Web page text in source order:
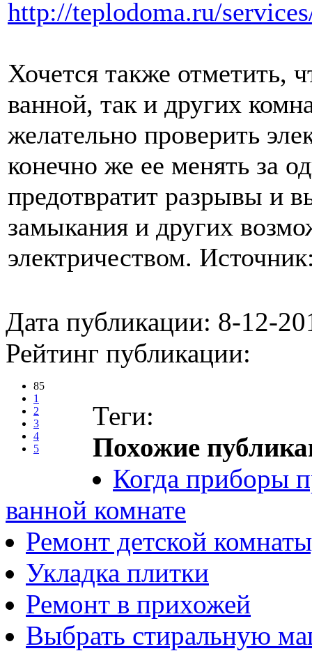
http://teplodoma.ru/
Хочется также отметить,
ванной, так и других
желательно проверить
конечно же ее менять за
предотвратит разрывы и
замыкания и других
электричеством.
Дата публикации: 8-12-
Рейтинг публикации:
85
1
2
3
4
5
Теги:
Похожие
Когда приборы
ванной комнате
Ремонт детской
Укладка плитки
Ремонт в прихожей
Выбрать стиральную